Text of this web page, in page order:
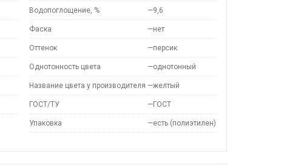
Водопоглощение, % —9,6
Фаска —нет
Оттенок —персик
Однотонность цвета —однотонный
Название цвета у производителя —желтый
ГОСТ/ТУ —ГОСТ
Упаковка —есть (полиэтилен)